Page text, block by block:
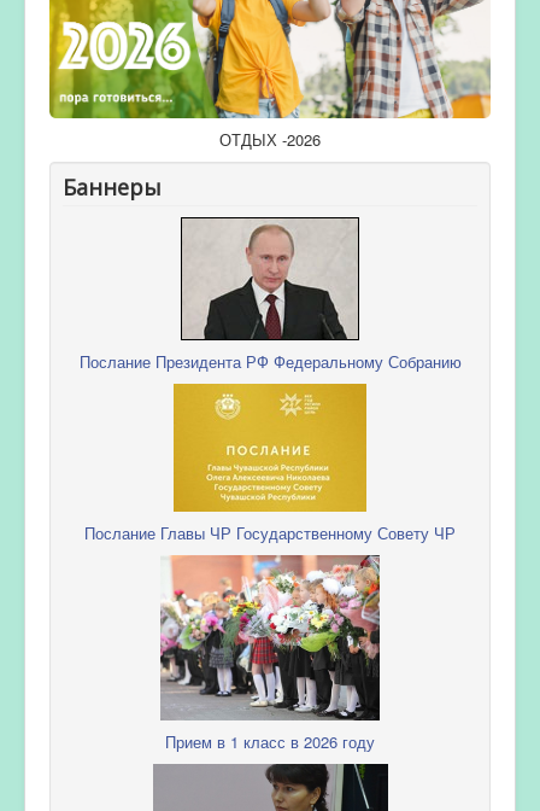
ОТДЫХ -2026
Баннеры
Послание Президента РФ Федеральному Собранию
Послание Главы ЧР Государственному Совету ЧР
Прием в 1 класс в 2026 году